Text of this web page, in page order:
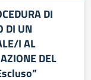
DI
DI UN
I AL
DEL